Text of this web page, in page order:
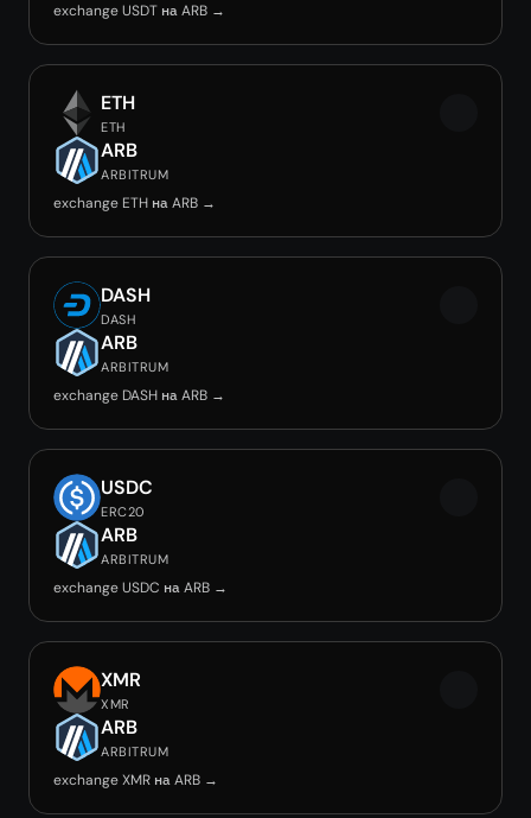
exchange USDT на ARB →
ETH
ETH
ARB
ARBITRUM
exchange ETH на ARB →
DASH
DASH
ARB
ARBITRUM
exchange DASH на ARB →
USDC
ERC20
ARB
ARBITRUM
exchange USDC на ARB →
XMR
XMR
ARB
ARBITRUM
exchange XMR на ARB →